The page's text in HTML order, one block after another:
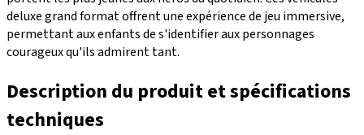
deluxe grand format offrent une expérience de jeu immersive,
permettant aux enfants de s'identifier aux personnages
courageux qu'ils admirent tant.
Description du produit et spécifications
techniques